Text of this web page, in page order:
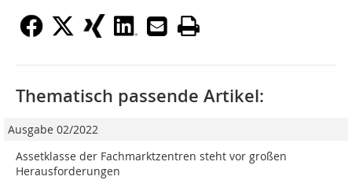
Thematisch passende Artikel:
Ausgabe 02/2022
Assetklasse der Fachmarktzentren steht vor großen
Herausforderungen